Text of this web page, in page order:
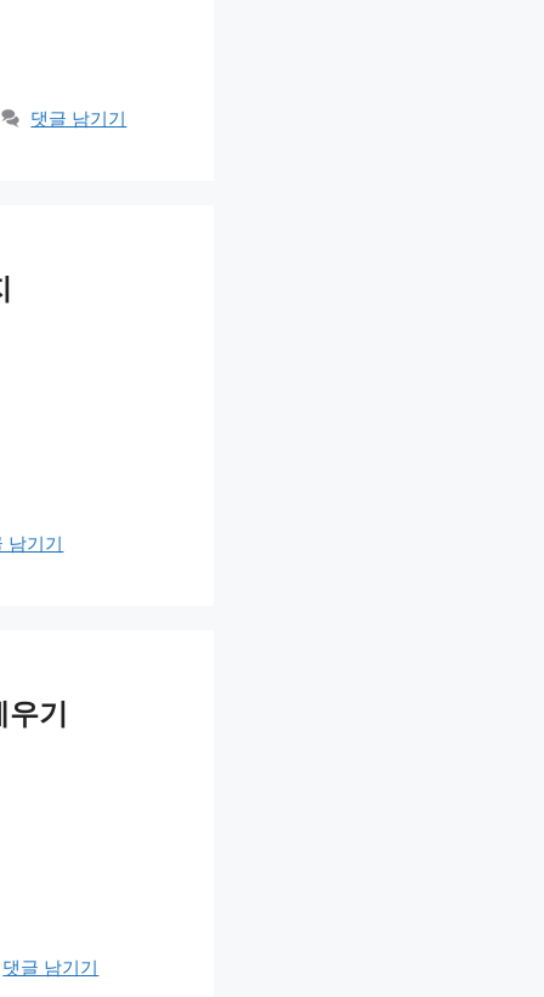
댓글 남기기
남기기
기
댓글 남기기